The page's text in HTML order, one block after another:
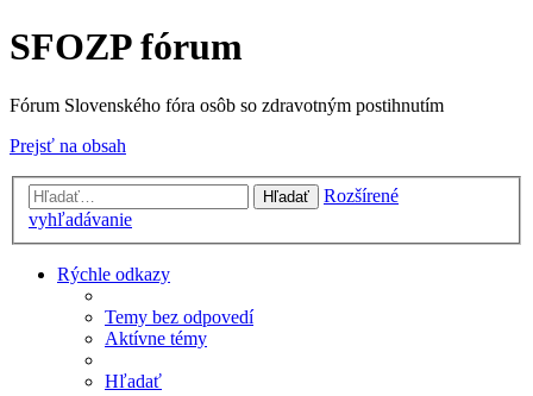
SFOZP fórum
Fórum Slovenského fóra osôb so zdravotným postihnutím
Prejsť na obsah
Hľadať
Rozšírené
vyhľadávanie
Rýchle odkazy
Temy bez odpovedí
Aktívne témy
Hľadať